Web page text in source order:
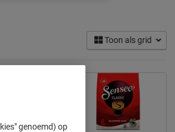
Toon als grid
genoemd) op